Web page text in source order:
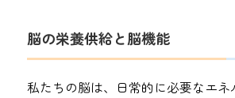
脳の栄養供給と脳機能
私たちの脳は、日常的に必要なエ